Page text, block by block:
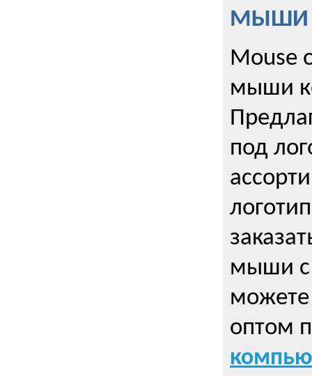
МЫШИ
Mouse
мыши
под
мыши с
можете
оптом